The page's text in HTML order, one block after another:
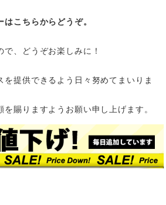
こちらからどうぞ。
、どうぞお楽しみに！
を提供できるよう日々努めてまいりま
賜りますようお願い申し上げます。